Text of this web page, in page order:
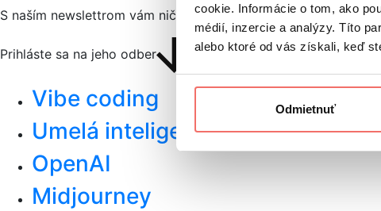
cookie. Informácie o tom, ako
médií, inzercie a analýzy. Títo
alebo ktoré od vás získali, keď
Odmietnuť
S naším newslettrom vám nič neutečie.
Prihláste sa na jeho odber
Vibe coding
Umelá inteligencia (Artificial
OpenAI
Midjourney